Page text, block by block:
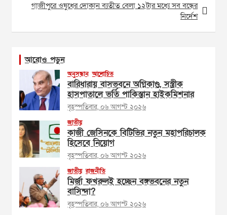
গাজীপুরে ওষুধের দোকান ব্যতীত বেলা ১২টার মধ্যে সব বন্ধের
নির্দেশ
আরোও পড়ুন
অনুসন্ধান আলোচিত
বারিধারায় বাসভবনে অগ্নিকাণ্ড, সস্ত্রীক
হাসপাতালে ভর্তি পাকিস্তান হাইকমিশনার
বৃহস্পতিবার, ০৬ আগস্ট ২০২৬
জাতীয়
কাজী জেসিনকে বিটিভির নতুন মহাপরিচালক
হিসেবে নিয়োগ
বৃহস্পতিবার, ০৬ আগস্ট ২০২৬
জাতীয় রাজনীতি
মির্জা ফখরুলই হচ্ছেন বঙ্গভবনের নতুন
বাসিন্দা?
বৃহস্পতিবার, ০৬ আগস্ট ২০২৬